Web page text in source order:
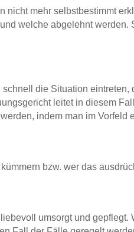
mehr selbstbestimmt
welche abgelehnt werden.
die Situation eintreten,
leitet in diesem
indem man im Vorfeld
bzw. wer das
umsorgt und gepflegt.